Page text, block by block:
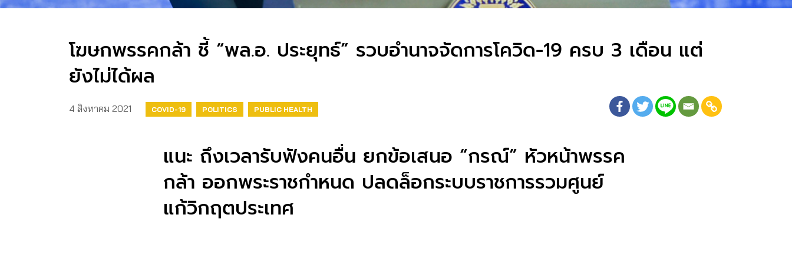
โฆษกพรรคกล้า ชี้ “พล.อ. ประยุทธ์” รวบอำนาจจัดการโควิด-19 ครบ 3 เดือน แต่
ยังไม่ได้ผล
4 สิงหาคม 2021 COVID-19 POLITICS PUBLIC HEALTH
แนะ ถึงเวลารับฟังคนอื่น ยกข้อเสนอ “กรณ์” หัวหน้าพรรค
กล้า ออกพระราชกำหนด ปลดล็อกระบบราชการรวมศูนย์
แก้วิกฤตประเทศ